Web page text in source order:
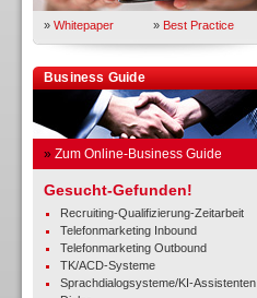
» Whitepaper » Best Practice
Business Guide
» Zum Online-Business Guide
Gesucht-Gefunden!
Recruiting-Qualifizierung-Zeitarbeit
Telefonmarketing Inbound
Telefonmarketing Outbound
TK/ACD-Systeme
Sprachdialogsysteme/KI-Assistenten